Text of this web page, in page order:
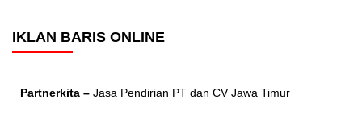
IKLAN BARIS ONLINE
Partnerkita – Jasa Pendirian PT dan CV Jawa Timur